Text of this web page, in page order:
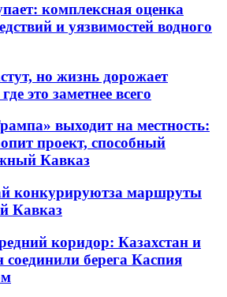
комплексная оценка
и уязвимостей водного
но жизнь дорожает
это заметнее всего
выходит на местность:
проект, способный
Кавказ
конкурируютза маршруты
Кавказ
коридор: Казахстан и
соединили берега Каспия